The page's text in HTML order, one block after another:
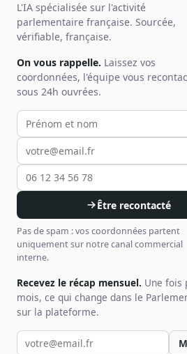
L'IA spécialisée sur l'activité
parlementaire française. Sourcée,
vérifiable, française.
On vous rappelle. Laissez vos
coordonnées, l'équipe vous
sous 24h ouvrées.
Votre prénom et nom
Votre email
Votre téléphone
Être recontacté
Pas de spam : vos coordonnées partent
uniquement sur notre canal commercial
interne.
Recevez le récap mensuel. Une fois
mois, ce qui change dans le
sur la plateforme.
Votre email pour la newsletter